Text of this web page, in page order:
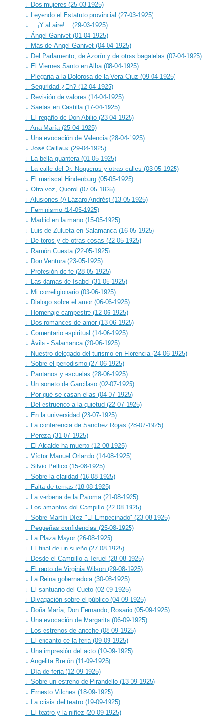
↓ Dos mujeres (25-03-1925)
↓ Leyendo el Estatuto provincial (27-03-1925)
↓ …¡Y al aire!... (29-03-1925)
↓ Ángel Ganivet (01-04-1925)
↓ Más de Ángel Ganivet (04-04-1925)
↓ Del Parlamento, de Azorín y de otras bagatelas (07-04-1925)
↓ El Viernes Santo en Alba (08-04-1925)
↓ Plegaria a la Dolorosa de la Vera-Cruz (09-04-1925)
↓ Seguridad ¿Eh? (12-04-1925)
↓ Revisión de valores (14-04-1925)
↓ Saetas en Castilla (17-04-1925)
↓ El regaño de Don Abilio (23-04-1925)
↓ Ana María (25-04-1925)
↓ Una evocación de Valencia (28-04-1925)
↓ José Caillaux (29-04-1925)
↓ La bella guantera (01-05-1925)
↓ La calle del Dr. Nogueras y otras calles (03-05-1925)
↓ El mariscal Hindenburg (05-05-1925)
↓ Otra vez, Querol (07-05-1925)
↓ Alusiones (A Lázaro Andrés) (13-05-1925)
↓ Feminismo (14-05-1925)
↓ Madrid en la mano (15-05-1925)
↓ Luis de Zulueta en Salamanca (16-05-1925)
↓ De toros y de otras cosas (22-05-1925)
↓ Ramón Cuesta (22-05-1925)
↓ Don Ventura (23-05-1925)
↓ Profesión de fe (28-05-1925)
↓ Las damas de Isabel (31-05-1925)
↓ Mi correligionario (03-06-1925)
↓ Dialogo sobre el amor (06-06-1925)
↓ Homenaje campestre (12-06-1925)
↓ Dos romances de amor (13-06-1925)
↓ Comentario espiritual (14-06-1925)
↓ Ávila - Salamanca (20-06-1925)
↓ Nuestro delegado del turismo en Florencia (24-06-1925)
↓ Sobre el periodismo (27-06-1925)
↓ Pantanos y escuelas (28-06-1925)
↓ Un soneto de Garcilaso (02-07-1925)
↓ Por qué se casan ellas (04-07-1925)
↓ Del estruendo a la quietud (22-07-1925)
↓ En la universidad (23-07-1925)
↓ La conferencia de Sánchez Rojas (28-07-1925)
↓ Pereza (31-07-1925)
↓ El Alcalde ha muerto (12-08-1925)
↓ Víctor Manuel Orlando (14-08-1925)
↓ Silvio Pellico (15-08-1925)
↓ Sobre la claridad (16-08-1925)
↓ Falta de temas (18-08-1925)
↓ La verbena de la Paloma (21-08-1925)
↓ Los amantes del Campillo (22-08-1925)
↓ Sobre Martín Díez "El Empecinado" (23-08-1925)
↓ Pequeñas confidencias (25-08-1925)
↓ La Plaza Mayor (26-08-1925)
↓ El final de un sueño (27-08-1925)
↓ Desde el Campillo a Teruel (28-08-1925)
↓ El rapto de Virginia Wilson (29-08-1925)
↓ La Reina gobernadora (30-08-1925)
↓ El santuario del Cueto (02-09-1925)
↓ Divagación sobre el público (04-09-1925)
↓ Doña María, Don Fernando, Rosario (05-09-1925)
↓ Una evocación de Margarita (06-09-1925)
↓ Los estrenos de anoche (08-09-1925)
↓ El encanto de la feria (09-09-1925)
↓ Una impresión del acto (10-09-1925)
↓ Angelita Bretón (11-09-1925)
↓ Día de feria (12-09-1925)
↓ Sobre un estreno de Pirandello (13-09-1925)
↓ Ernesto Vilches (18-09-1925)
↓ La crisis del teatro (19-09-1925)
↓ El teatro y la niñez (20-09-1925)